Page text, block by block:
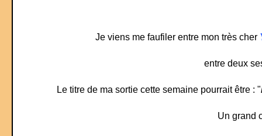
Je viens me faufiler entre mon très cher
entre deux
Le titre de ma sortie cette semaine pourrait être : "
Un grand